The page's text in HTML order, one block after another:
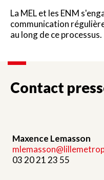
La MEL et les ENM
communication
au long de ce processus.
Contact
Maxence Lemasson
03 20 21 23 55